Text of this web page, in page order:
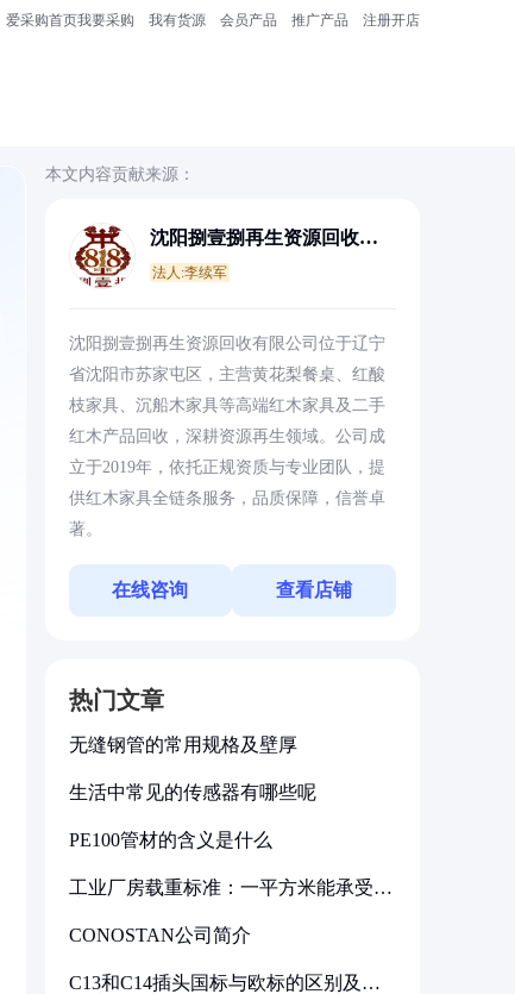
爱采购首页我要采购 我有货源 会员产品 推广产品 注册开店
本文内容贡献来源：
沈阳捌壹捌再生资源回收有
法人:李续军
沈阳捌壹捌再生资源回收有限公司位于辽宁
省沈阳市苏家屯区，主营黄花梨餐桌、红酸
枝家具、沉船木家具等高端红木家具及二手
红木产品回收，深耕资源再生领域。公司成
立于2019年，依托正规资质与专业团队，提
供红木家具全链条服务，品质保障，信誉卓
著。
在线咨询 查看店铺
热门文章
无缝钢管的常用规格及壁厚
生活中常见的传感器有哪些呢
PE100管材的含义是什么
工业厂房载重标准：一平方米能承受多
CONOSTAN公司简介
C13和C14插头国标与欧标的区别及其